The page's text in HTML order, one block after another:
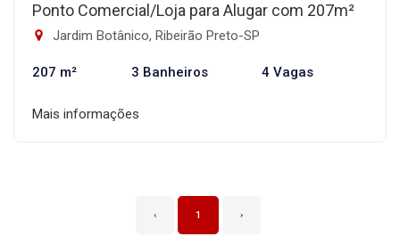
Ponto Comercial/Loja para Alugar com 207m²
Jardim Botânico, Ribeirão Preto-SP
207 m² 3 Banheiros 4 Vagas
Mais informações
‹ 1 ›